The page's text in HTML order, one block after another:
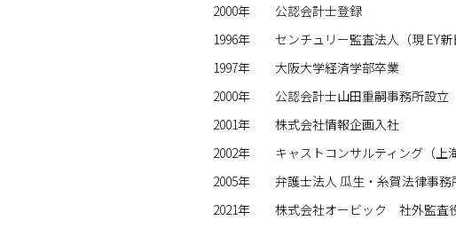
2000年
公認会計士登録
1996年
センチュリー監査法人（現 EY
1997年
大阪大学経済学部卒業
2000年
公認会計士山田重嗣事務所設立
2001年
株式会社情報企画入社
2002年
キャストコンサルティング（
2005年
弁護士法人 瓜生・糸賀法律事務
2021年
株式会社オービック 社外監査